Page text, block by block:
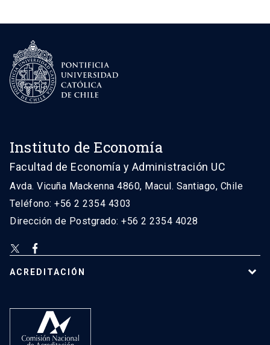
Instituto de Economía
Facultad de Economía y Administración UC
Avda. Vicuña Mackenna 4860, Macul. Santiago, Chile
Teléfono: +56 2 2354 4303
Dirección de Postgrado: +56 2 2354 4028
ACREDITACIÓN